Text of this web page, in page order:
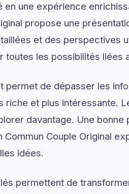
en une expérience
propose une
et des perspectives
toutes les possibilités liées
permet de dépasser les
riche et plus intéressante.
davantage. Une
Commun Couple Original
idées.
permettent de